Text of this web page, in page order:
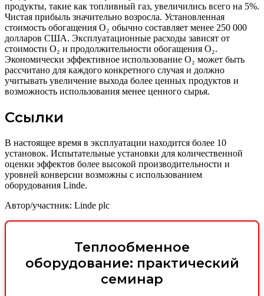
продукты, такие как топливный газ, увеличились всего на 5%.
Чистая прибыль значительно возросла. Установленная
стоимость обогащения O₂ обычно составляет менее 250 000
долларов США. Эксплуатационные расходы зависят от
стоимости O₂ и продолжительности обогащения O₂.
Экономически эффективное использование O₂ может быть
рассчитано для каждого конкретного случая и должно
учитывать увеличение выхода более ценных продуктов и
возможность использования менее ценного сырья.
Ссылки
В настоящее время в эксплуатации находится более 10
установок. Испытательные установки для количественной
оценки эффектов более высокой производительности и
уровней конверсии возможны с использованием
оборудования Linde.
Автор/участник: Linde plc
Теплообменное
оборудование: практический
семинар